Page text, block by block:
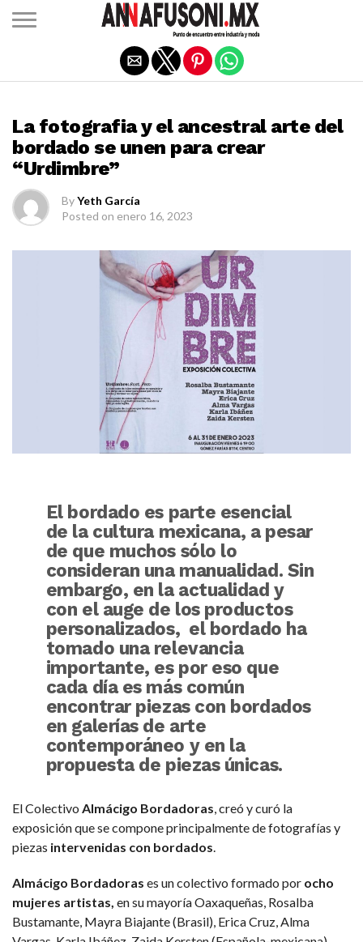
La fotografia y el ancestral arte del
bordado se unen para crear
“Urdimbre”
ByYeth García
Posted on enero 16, 2023
El bordado es parte esencial
de la cultura mexicana, a pesar
de que muchos sólo lo
consideran una manualidad. Sin
embargo, en la actualidad y
con el auge de los productos
personalizados, el bordado ha
tomado una relevancia
importante, es por eso que
cada día es más común
encontrar piezas con bordados
en galerías de arte
contemporáneo y en la
propuesta de piezas únicas.
El Colectivo Almácigo Bordadoras , creó y curó la
exposición que se compone principalmente de fotografías y
piezas intervenidas con bordados
Almácigo Bordadoras es un colectivo formado por ocho
mujeres artistas, en su mayoría Oaxaqueñas, Rosalba
Bustamante, Mayra Biajante (Brasil), Erica Cruz, Alma
Salir de la versión móvil